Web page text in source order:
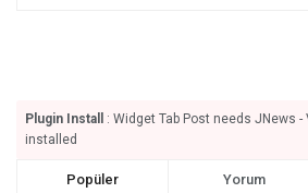
Plugin Install
: Widget Tab Post needs JNews
installed
Popüler Yorum